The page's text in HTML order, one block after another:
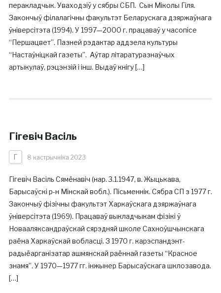
перакладчык. Уваходзіў у сябры СБП. Сын Міколы Гіля.
Закончыў філалагічны факультэт Беларускага дзяржаўнага
ўніверсітэта (1994). У 1997—2000 г. працаваў у часопісе
“Першацвет”. Пазней рэдактар аддзела культуры
“Настаўніцкай газеты”. Аўтар літаратуразнаўчых
артыкулаў, рэцэнзій і інш. Выдаў кнігу […]
Гігевіч Васіль
Г 8 кастрычніка 2023
Гігевіч Васіль Сямёнавіч (нар. 3.1.1947, в. Жыцькава,
Барысаўскі р-н Мінскай вобл.). Пісьменнік. Сябра СП з 1977 г.
Закончыў фізічны факультэт Харкаўскага дзяржаўнага
ўніверсітэта (1969). Працаваў выкладчыкам фізікі ў
Новааляксандраўскай сярэдняй школе Сахноўшчынскага
раёна Харкаўскай вобласці. З 1970 г. карэспандэнт-
радыёарганізатар ашмянскай раённай газеты “Красное
знамя”. У 1970—1977 гг. інжынер Барысаўскага шклозавода.
[…]